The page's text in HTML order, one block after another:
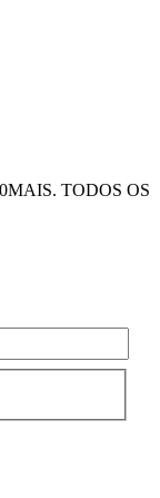
TODOS OS